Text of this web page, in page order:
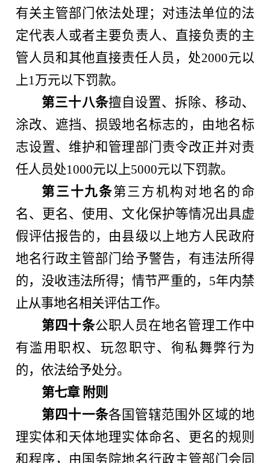
有关主管部门依法处理；对违法单位的法
定代表人或者主要负责人、直接负责的主
管人员和其他直接责任人员，处2000元以
上1万元以下罚款。
第三十八条擅自设置、拆除、移动、
涂改、遮挡、损毁地名标志的，由地名标
志设置、维护和管理部门责令改正并对责
任人员处1000元以上5000元以下罚款。
第三十九条第三方机构对地名的命
名、更名、使用、文化保护等情况出具虚
假评估报告的，由县级以上地方人民政府
地名行政主管部门给予警告，有违法所得
的，没收违法所得；情节严重的，5年内禁
止从事地名相关评估工作。
第四十条公职人员在地名管理工作中
有滥用职权、玩忽职守、徇私舞弊行为
的，依法给予处分。
第七章 附则
第四十一条各国管辖范围外区域的地
理实体和天体地理实体命名、更名的规则
和程序，由国务院地名行政主管部门会同